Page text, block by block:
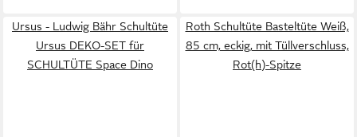
Ursus - Ludwig Bähr Schultüte
Ursus DEKO-SET für
SCHULTÜTE Space Dino
Roth Schultüte Basteltüte Weiß,
85 cm, eckig, mit Tüllverschluss,
Rot(h)-Spitze